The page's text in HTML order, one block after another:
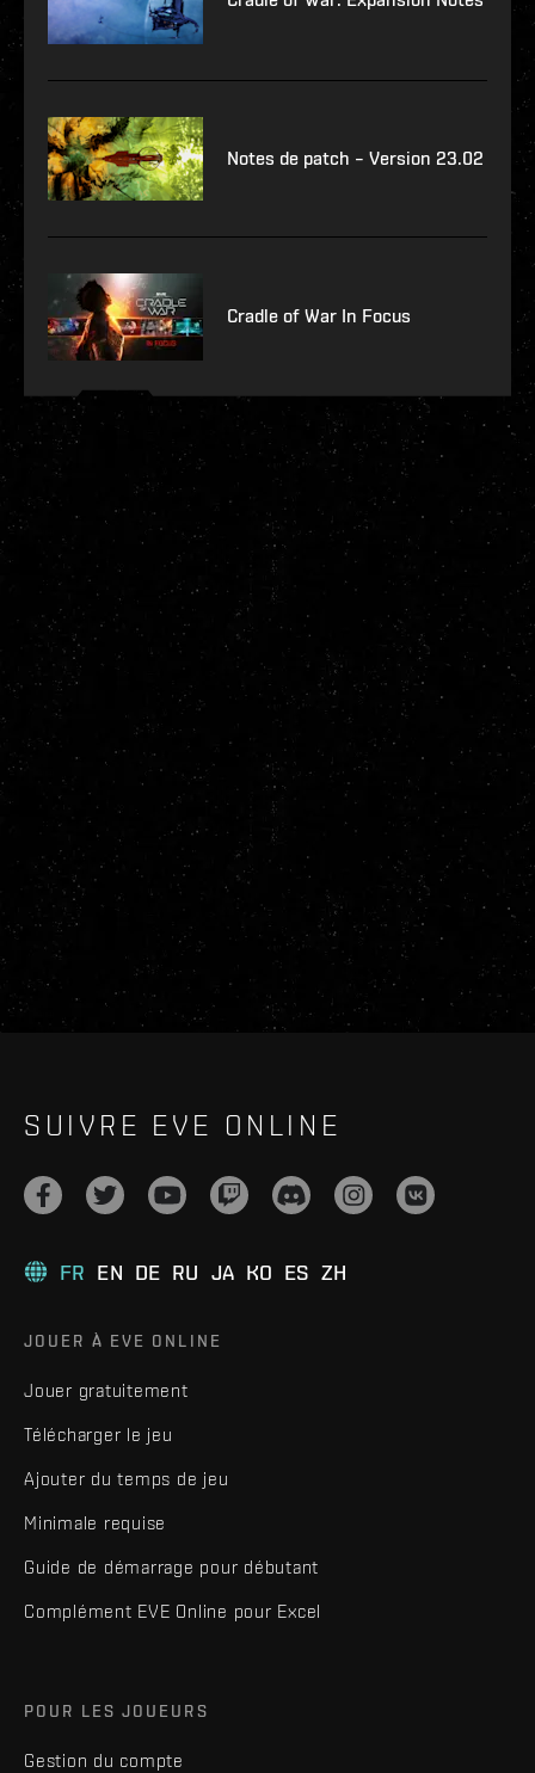
Notes de patch – Version 23.02
Cradle of War In Focus
SUIVRE EVE ONLINE
FR EN DE RU JA KO ES ZH
JOUER À EVE ONLINE
Jouer gratuitement
Télécharger le jeu
Ajouter du temps de jeu
Minimale requise
Guide de démarrage pour débutant
Complément EVE Online pour Excel
POUR LES JOUEURS
Gestion du compte